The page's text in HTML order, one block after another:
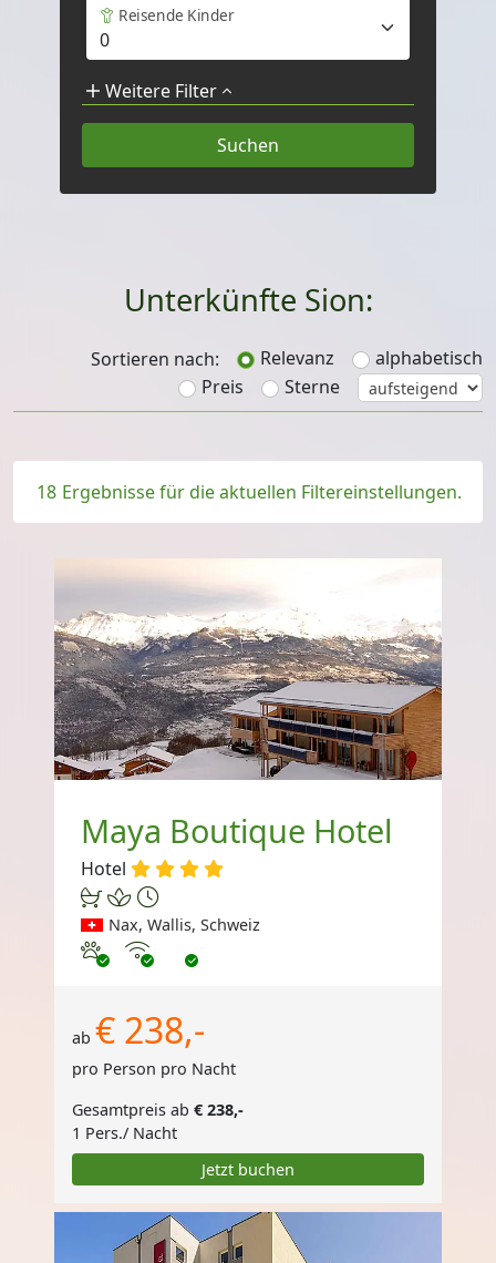
Reisende Kinder
Weitere Filter
Unterkünfte Sion:
Sortieren nach: Relevanz
alphabetisch
Preis
Sterne
18 Ergebnisse für die aktuellen Filtereinstellungen.
Maya Boutique Hotel
Hotel
Nax, Wallis, Schweiz
Haustiere erlaubt
Internet
ab € 238,-
pro Person pro Nacht
Gesamtpreis ab € 238,-
1 Pers./ Nacht
Jetzt buchen